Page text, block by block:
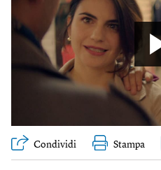
Condividi Stampa